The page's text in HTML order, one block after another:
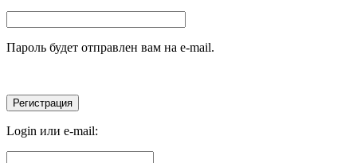
Пароль будет отправлен вам на e-mail.
Login или e-mail: